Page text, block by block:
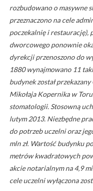
rozbudowano o masywne
przeznaczono na cele
poczekalnię i restaurację),
dworcowego ponownie
dyrekcji przenoszono do
1880 wynajmowano 11
budynek został
Mikołaja Kopernika w
stomatologii. Stosowną
lutym 2013. Niezbędne
do potrzeb uczelni oraz
mln zł. Wartość budynku
metrów kwadratowych
akcie notarialnym na 4,9
cele uczelni wyłączona